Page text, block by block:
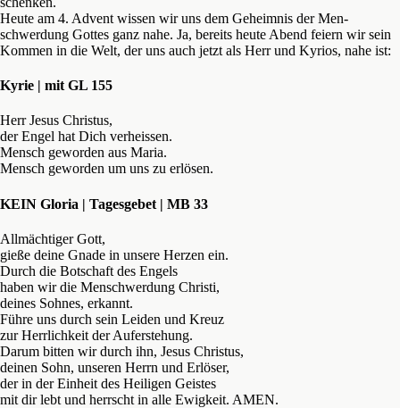
Heute am 4. Advent wissen wir uns dem Geheimnis der Men-
schwerdung Gottes ganz nahe. Ja, bereits heute Abend feiern wir sein
Kommen in die Welt, der uns auch jetzt als Herr und Kyrios, nahe ist:
Kyrie | mit GL 155
Herr Jesus Christus,
der Engel hat Dich verheissen.
Mensch geworden aus Maria.
Mensch geworden um uns zu erlösen.
KEIN Gloria | Tagesgebet | MB 33
Allmächtiger Gott,
gieße deine Gnade in unsere Herzen ein.
Durch die Botschaft des Engels
haben wir die Menschwerdung Christi,
deines Sohnes, erkannt.
Führe uns durch sein Leiden und Kreuz
zur Herrlichkeit der Auferstehung.
Darum bitten wir durch ihn, Jesus Christus,
deinen Sohn, unseren Herrn und Erlöser,
der in der Einheit des Heiligen Geistes
mit dir lebt und herrscht in alle Ewigkeit. AMEN.